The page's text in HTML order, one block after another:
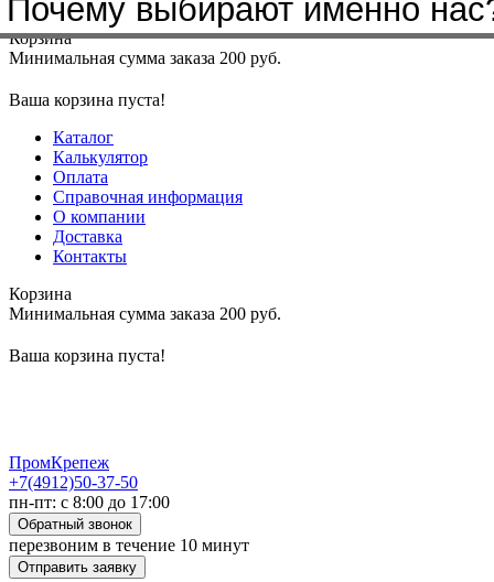
Меню+7(4912)50-37-50sbit@krep62.ru
Корзина
Минимальная сумма заказа 200 руб.
Ваша корзина пуста!
Каталог
Калькулятор
Оплата
Справочная информация
О компании
Доставка
Контакты
Корзина
Минимальная сумма заказа 200 руб.
Ваша корзина пуста!
ПромКрепеж
+7(4912)50-37-50
пн-пт: с 8:00 до 17:00
Обратный звонок
перезвоним в течение 10 минут
Отправить заявку
Почему выбирают именно